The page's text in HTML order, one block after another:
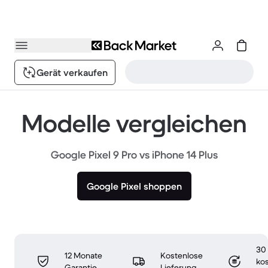
Gerät verkaufen
Modelle vergleichen
Google Pixel 9 Pro vs iPhone 14 Plus
Google Pixel shoppen
12 Monate
Kostenlose
30